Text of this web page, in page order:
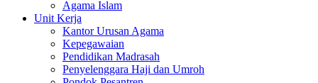
Agama Islam
Unit Kerja
Kantor Urusan Agama
Kepegawaian
Pendidikan Madrasah
Penyelenggara Haji dan Umroh